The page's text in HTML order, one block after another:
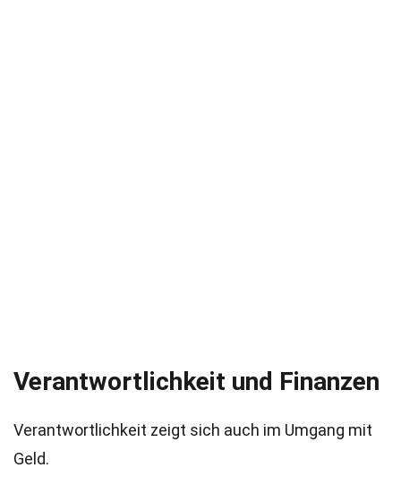
Verantwortlichkeit und Finanzen
Verantwortlichkeit zeigt sich auch im Umgang mit
Geld.